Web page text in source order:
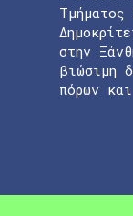
Τμήματος
στην
βιώσιμη
πόρων